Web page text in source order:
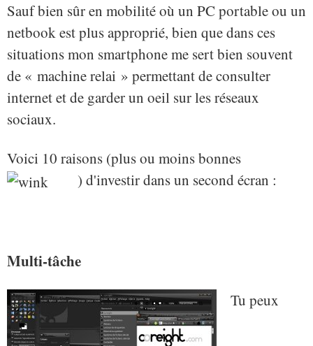
Sauf bien sûr en mobilité où un PC portable ou un
netbook est plus approprié, bien que dans ces
situations mon smartphone me sert bien souvent
de « machine relai » permettant de consulter
internet et de garder un oeil sur les réseaux
sociaux.
Voici 10 raisons (plus ou moins bonnes
) d'investir dans un second écran :
Multi-tâche
Tu peux